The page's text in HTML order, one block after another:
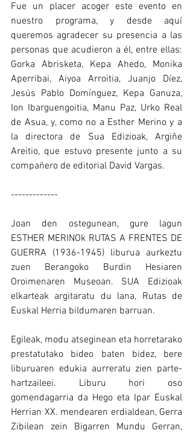
Fue un placer acoger este evento en
nuestro programa, y desde aquí
queremos agradecer su presencia a las
personas que acudieron a él, entre ellas:
Gorka Abrisketa, Kepa Ahedo, Monika
Aperribai, Aiyoa Arroitia, Juanjo Díez,
Jesús Pablo Domínguez, Kepa Ganuza,
Ion Ibarguengoitia, Manu Paz, Urko Real
de Asua, y, como no a Esther Merino y a
la directora de Sua Edizioak, Argiñe
Areitio, que estuvo presente junto a su
compañero de editorial David Vargas.
-------------
Joan den ostegunean, gure lagun
ESTHER MERINOk RUTAS A FRENTES DE
GUERRA (1936-1945) liburua aurkeztu
zuen Berangoko Burdin Hesiaren
Oroimenaren Museoan. SUA Edizioak
elkarteak argitaratu du lana, Rutas de
Euskal Herria bildumaren barruan.
Egileak, modu atseginean eta horretarako
prestatutako bideo baten bidez, bere
liburuaren edukia aurreratu zien parte-
hartzaileei. Liburu hori oso
gomendagarria da Hego eta Ipar Euskal
Herrian XX. mendearen erdialdean, Gerra
Zibilean zein Bigarren Mundu Gerran,